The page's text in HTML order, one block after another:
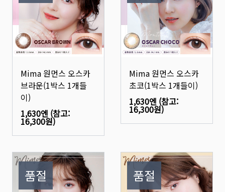
Mima 원먼스 오스카
브라운(1박스 1개들
이)
1,630엔 (참고:
16,300원)
Mima 원먼스 오스카
초코(1박스 1개들이)
1,630엔 (참고:
16,300원)
품절 품절